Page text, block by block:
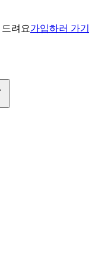
드려요가입하러 가기